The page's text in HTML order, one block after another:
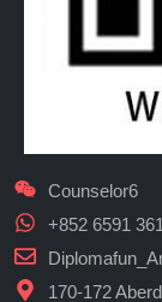
Counselor6
+852 6591
170-172